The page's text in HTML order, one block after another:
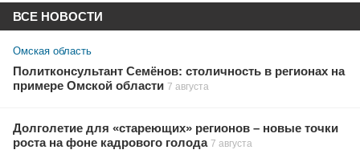
ВСЕ НОВОСТИ
Омская область
Политконсультант Семёнов: столичность в регионах на
примере Омской области 7 августа
Долголетие для «стареющих» регионов – новые точки
роста на фоне кадрового голода 7 августа